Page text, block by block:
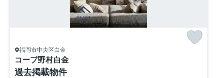
福岡市中央区白金
コープ野村白金
過去掲載物件